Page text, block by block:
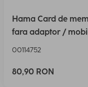
Hama Card de
fara adaptor /
00114752
80,90 RON